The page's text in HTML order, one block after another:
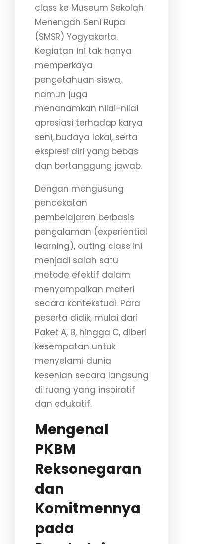
class ke Museum Sekolah
Menengah Seni Rupa
(SMSR) Yogyakarta.
Kegiatan ini tak hanya
memperkaya
pengetahuan siswa,
namun juga
menanamkan nilai-nilai
apresiasi terhadap karya
seni, budaya lokal, serta
ekspresi diri yang bebas
dan bertanggung jawab.
Dengan mengusung
pendekatan
pembelajaran berbasis
pengalaman (experiential
learning), outing class ini
menjadi salah satu
metode efektif dalam
menyampaikan materi
secara kontekstual. Para
peserta didik, mulai dari
Paket A, B, hingga C, diberi
kesempatan untuk
menyelami dunia
kesenian secara langsung
di ruang yang inspiratif
dan edukatif.
Mengenal
PKBM
Reksonegaran
dan
Komitmennya
pada